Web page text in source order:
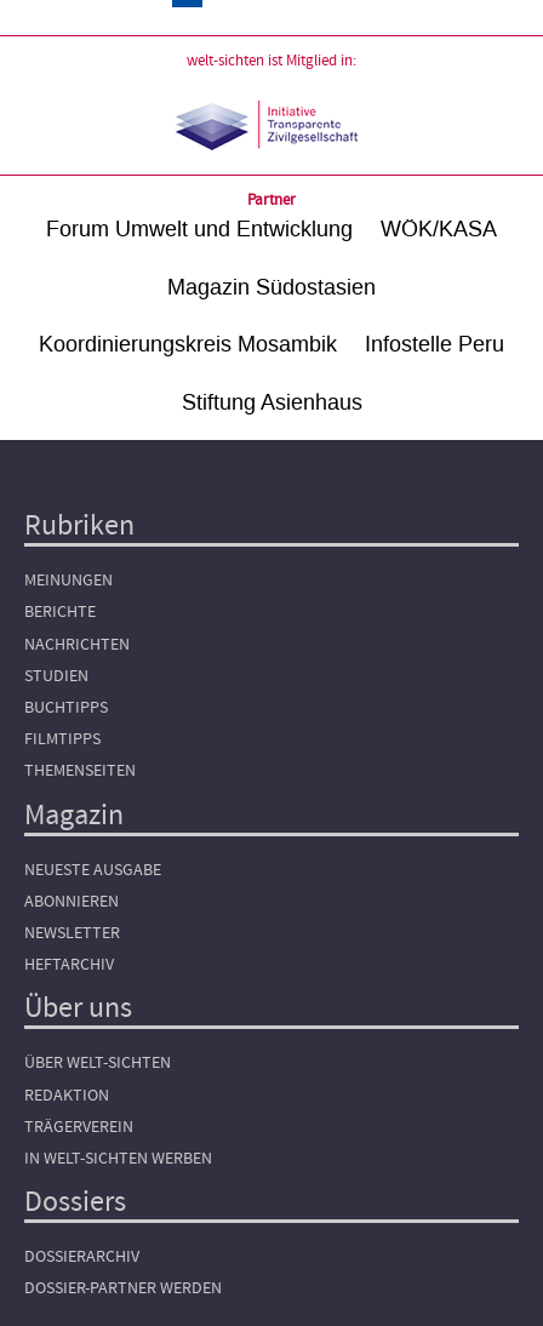
welt-sichten ist Mitglied in:
Partner
Forum Umwelt und Entwicklung WÖK/KASA
Magazin Südostasien
Koordinierungskreis Mosambik Infostelle Peru
Stiftung Asienhaus
Hauptnavigation
Rubriken
MEINUNGEN
BERICHTE
NACHRICHTEN
STUDIEN
BUCHTIPPS
FILMTIPPS
THEMENSEITEN
Magazin
NEUESTE AUSGABE
ABONNIEREN
NEWSLETTER
HEFTARCHIV
Über uns
ÜBER WELT-SICHTEN
REDAKTION
TRÄGERVEREIN
IN WELT-SICHTEN WERBEN
Dossiers
DOSSIERARCHIV
DOSSIER-PARTNER WERDEN